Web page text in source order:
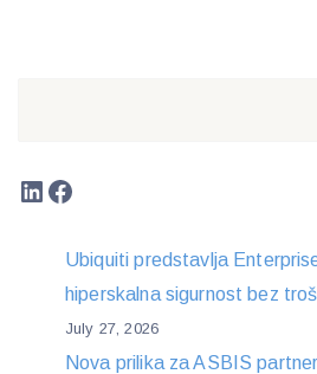
LinkedIn
Facebook
Ubiquiti predstavlja
hiperskalna sigurnost bez
July 27, 2026
Nova prilika za ASBIS